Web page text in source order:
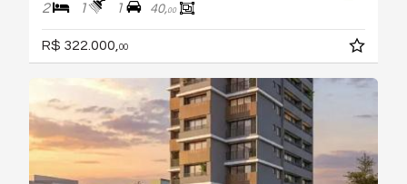
2 1 1 40,00
R$ 322.000, 00